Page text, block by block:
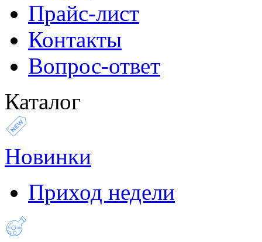
Прайс-лист
Контакты
Вопрос-ответ
Каталог
Новинки
Приход недели